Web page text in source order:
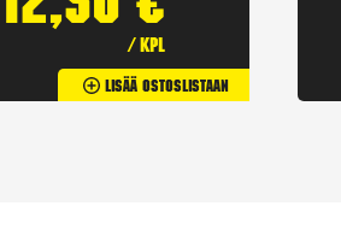
/ kpl
Lisää Ostoslistaan